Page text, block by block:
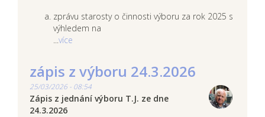
zprávu starosty o činnosti výboru za rok 2025 s
výhledem na
...více
zápis z výboru 24.3.2026
25/03/2026 - 08:54
Zápis z jednání výboru T.J. ze dne
24.3.2026